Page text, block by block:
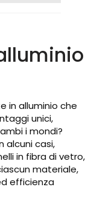
in alluminio che
unici,
i mondi?
alcuni casi,
in fibra di vetro,
materiale,
efficienza